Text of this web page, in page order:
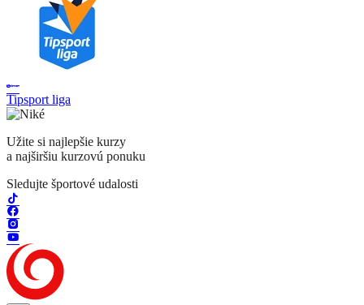
Tipsport liga
Užite si najlepšie kurzy
a najširšiu kurzovú ponuku
Sledujte športové udalosti